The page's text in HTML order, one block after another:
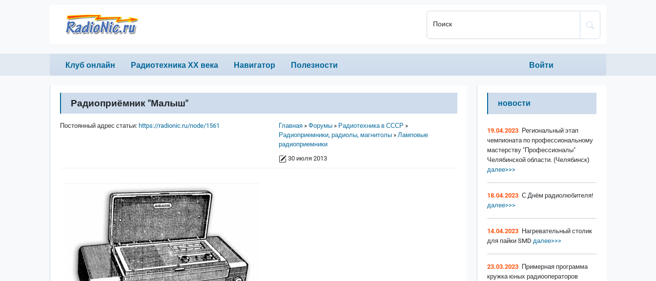
Поиск
Primary links
Клуб онлайн Радиотехника ХХ века Навигатор Полезности
Anonumous menu
Войти
Радиоприёмник "Малыш"
Строка навигации
Главная Форумы
Радиотехника в СССР
Радиоприемники, радиолы, магнитолы
Ламповые
радиоприемники
30 июля 2013
Постоянный адрес статьи: https://radionic.ru/node/1561
новости
19.04.2023 Региональный этап
чемпионата по профессиональному
мастерству "Профессионалы"
Челябинской области. (Челябинск)
далее>>>
18.04.2023 С Днём радиолюбителя!
далее>>>
14.04.2023 Нагревательный столик
для пайки SMD далее>>>
23.03.2023 Примерная программа
кружка юных радиооператоров